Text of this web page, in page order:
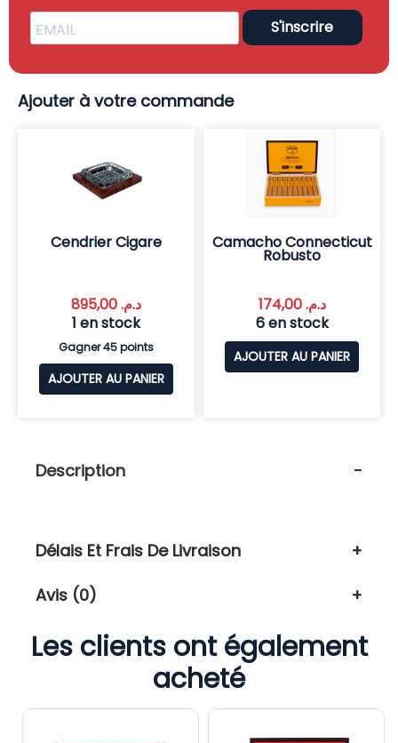
S'inscrire
Ajouter à votre commande
Cendrier Cigare
د.م.
1 en stock
Gagner 45 points
AJOUTER AU PANIER
Camacho Connecticut
Robusto
د.م.174,00
6 en stock
AJOUTER AU PANIER
Description
Délais Et Frais De Livraison
Avis (0)
Les clients ont également
acheté